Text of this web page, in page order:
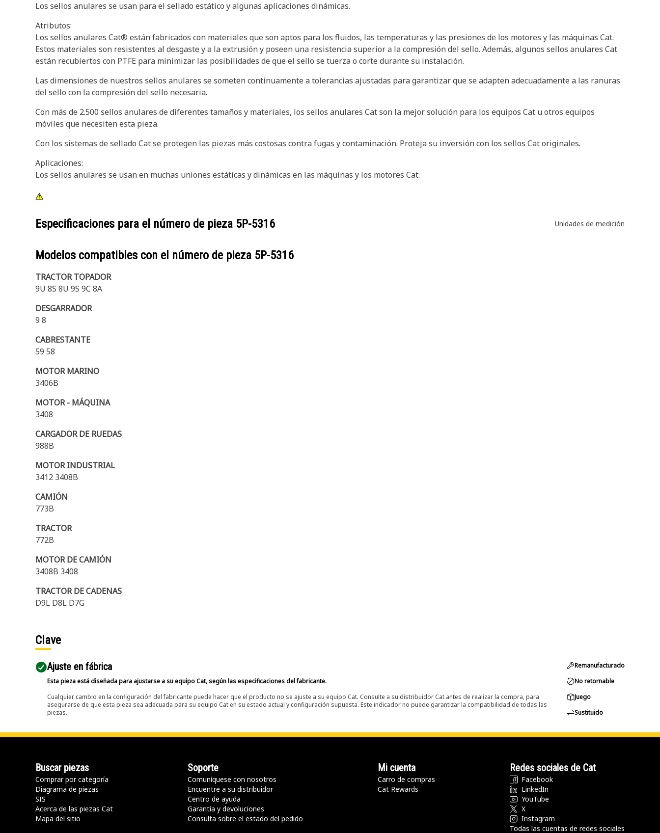
Los sellos anulares se usan para el sellado estático y algunas aplicaciones dinámicas.
Atributos:
Los sellos anulares Cat® están fabricados con materiales que son aptos para los fluidos, las temperaturas y las presiones de los motores y las máquinas Cat.
Estos materiales son resistentes al desgaste y a la extrusión y poseen una resistencia superior a la compresión del sello. Además, algunos sellos anulares Cat
están recubiertos con PTFE para minimizar las posibilidades de que el sello se tuerza o corte durante su instalación.
Las dimensiones de nuestros sellos anulares se someten continuamente a tolerancias ajustadas para garantizar que se adapten adecuadamente a las ranuras
del sello con la compresión del sello necesaria.
Con más de 2.500 sellos anulares de diferentes tamaños y materiales, los sellos anulares Cat son la mejor solución para los equipos Cat u otros equipos
móviles que necesiten esta pieza.
Con los sistemas de sellado Cat se protegen las piezas más costosas contra fugas y contaminación. Proteja su inversión con los sellos Cat originales.
Aplicaciones:
Los sellos anulares se usan en muchas uniones estáticas y dinámicas en las máquinas y los motores Cat.
Especificaciones para el número de pieza 5P-5316 Unidades de medición
Modelos compatibles con el número de pieza 5P-5316
TRACTOR TOPADOR
9U 8S 8U 9S 9C 8A
DESGARRADOR
9 8
CABRESTANTE
59 58
MOTOR MARINO
3406B
MOTOR - MÁQUINA
3408
CARGADOR DE RUEDAS
988B
MOTOR INDUSTRIAL
3412 3408B
CAMIÓN
773B
TRACTOR
772B
MOTOR DE CAMIÓN
3408B 3408
TRACTOR DE CADENAS
D9L D8L D7G
Clave
Ajuste en fábrica
Esta pieza está diseñada para ajustarse a su equipo Cat, según las especificaciones del fabricante.
Cualquier cambio en la configuración del fabricante puede hacer que el producto no se ajuste a su equipo Cat. Consulte a su distribuidor Cat antes de realizar la compra, para
asegurarse de que esta pieza sea adecuada para su equipo Cat en su estado actual y configuración supuesta. Este indicador no puede garantizar la compatibilidad de todas las
piezas.
Remanufacturado
No retornable
Juego
Sustituido
Buscar piezas
Comprar por categoría
Diagrama de piezas
SIS
Acerca de las piezas Cat
Mapa del sitio
Soporte
Comuníquese con nosotros
Encuentre a su distribuidor
Centro de ayuda
Garantía y devoluciones
Consulta sobre el estado del pedido
Mi cuenta
Carro de compras
Cat Rewards
Redes sociales de Cat
Facebook
LinkedIn
YouTube
X
Instagram
Todas las cuentas de redes sociales